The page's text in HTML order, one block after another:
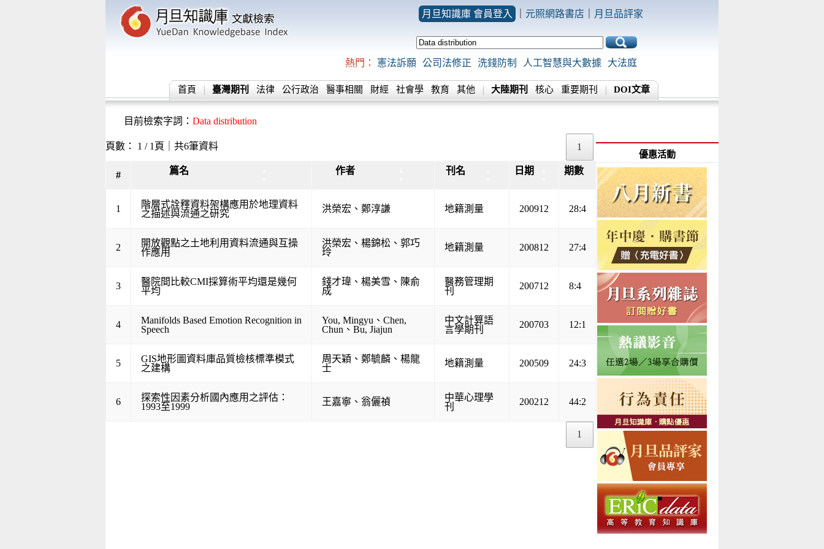
月旦知識庫 會員登入 元照網路書店 月旦品評家
熱門： 憲法訴願 公司法修正 洗錢防制 人工智慧與大數據 大法庭
首頁 臺灣期刊 法律 公行政治 醫事相關 財經 社會學 教育 其他 大陸期刊 核心 重要期刊 DOI文章
目前檢索字詞： Data distribution
頁數： 1 / 1頁｜共6筆資料 1
# 篇名 作者 刊名 日期 期數
1
階層式詮釋資料架構應用於地理資料
之描述與流通之研究
洪榮宏 、 鄭淳謙 地籍測量 200912 28:4
2
開放觀點之土地利用資料流通與互操
作應用
洪榮宏 、 楊錦松 、 郭巧
玲
地籍測量 200812 27:4
3
醫院間比較CMI採算術平均還是幾何
平均
錢才瑋 、 楊美雪 、 陳俞
成
醫務管理期
刊
200712 8:4
4
Manifolds Based Emotion Recognition in
Speech
You, Mingyu 、 Chen,
Chun 、 Bu, Jiajun
中文計算語
言學期刊
200703 12:1
5
GIS地形圖資料庫品質檢核標準模式
之建構
周天穎 、 鄭毓麟 、 楊龍
士
地籍測量 200509 24:3
6
探索性因素分析國內應用之評估：
1993至1999
王嘉寧 、 翁儷禎
中華心理學
刊
200212 44:2
1
優惠活動